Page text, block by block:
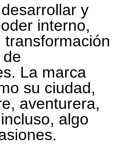
y
interno,
La marca
su ciudad,
aventurera,
algo